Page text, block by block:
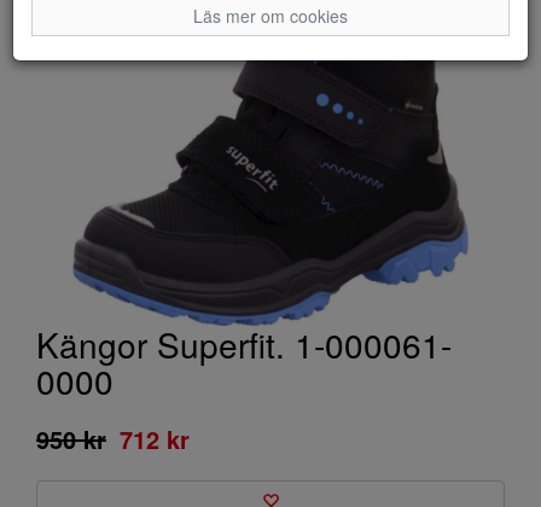
Kängor Superfit. 1-000061-
0000
950 kr 712 kr
Läs mer om cookies